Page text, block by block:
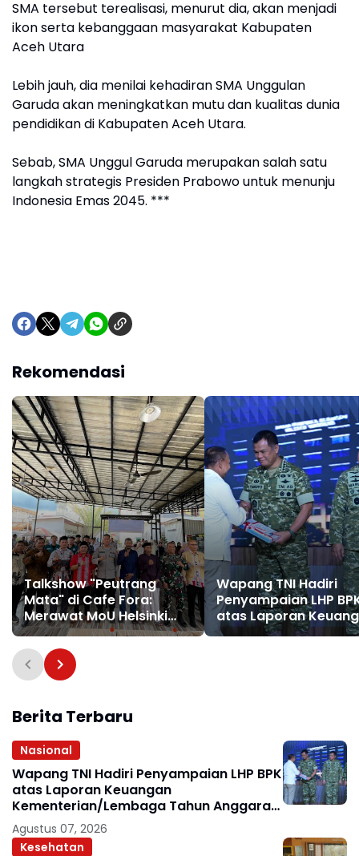
SMA tersebut terealisasi, menurut dia, akan menjadi
ikon serta kebanggaan masyarakat Kabupaten
Aceh Utara
Lebih jauh, dia menilai kehadiran SMA Unggulan
Garuda akan meningkatkan mutu dan kualitas dunia
pendidikan di Kabupaten Aceh Utara.
Sebab, SMA Unggul Garuda merupakan salah satu
langkah strategis Presiden Prabowo untuk menunju
Indonesia Emas 2045. ***
Rekomendasi
Talkshow "Peutrang
Mata" di Cafe Fora:
Merawat MoU Helsinki
untuk Pembangunan
Aceh Utara
Wapang TNI Hadiri
Penyampaian LHP
atas Laporan
Kementerian/
Berita Terbaru
Nasional
Wapang TNI Hadiri Penyampaian LHP BPK
atas Laporan Keuangan
Kementerian/Lembaga Tahun Anggaran
2025
Agustus 07, 2026
Kesehatan